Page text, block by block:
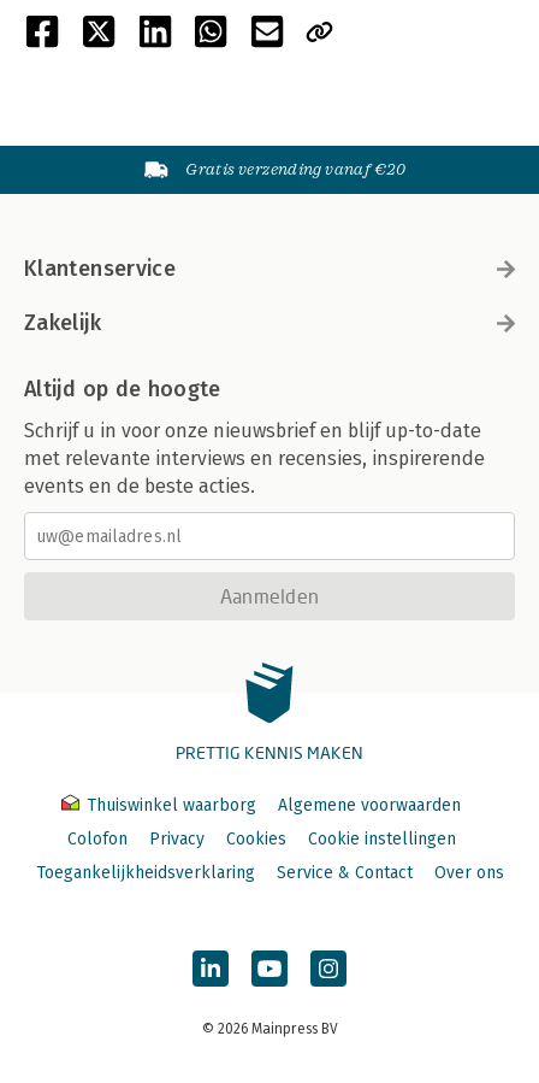
Gratis verzending vanaf €20
Klantenservice
Zakelijk
Altijd op de hoogte
Schrijf u in voor onze nieuwsbrief en blijf up-to-date
met relevante interviews en recensies, inspirerende
events en de beste acties.
Aanmelden
PRETTIG KENNIS MAKEN
Thuiswinkel waarborg
Algemene voorwaarden
Colofon
Privacy Cookies
Cookie instellingen
Toegankelijkheidsverklaring
Service & Contact Over ons
© 2026 Mainpress BV